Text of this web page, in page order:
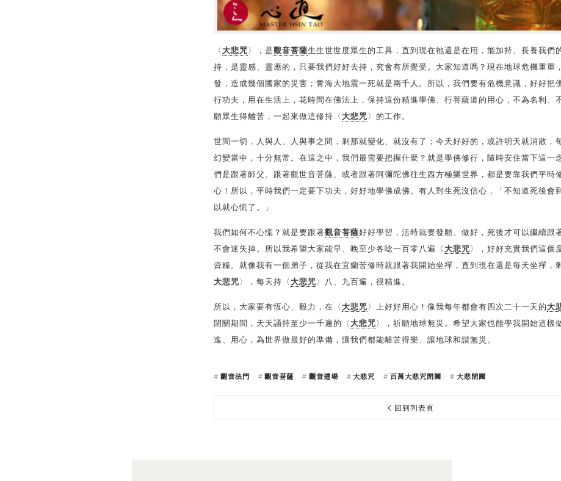
〈 大悲咒 〉，是觀音菩薩生生世世度眾生的工具，直到現在祂還是在用，能加持、長養我們
持，是靈感、靈應的，只要我們好好去持，究會有所覺受。大家知道嗎？現在地球危機重重
發，造成幾個國家的災害；青海大地震一死就是兩千人。所以，我們要有危機意識，好好把
行功夫，用在生活上，花時間在佛法上，保持這份精進學佛、行菩薩道的用心，不為名利、
願眾生得離苦，一起來做這修持〈 大悲咒 〉的工作。
世間一切，人與人、人與事之間，剎那就變化、就沒有了；今天好好的，或許明天就消散，
幻變當中，十分無常。在這之中，我們最需要把握什麼？就是學佛修行，隨時安住當下這一
們是跟著師父、跟著觀世音菩薩、或者跟著阿彌陀佛往生西方極樂世界，都是要靠我們平時
心！所以，平時我們一定要下功夫，好好地學佛成佛。有人對生死沒信心，「不知道死後會
以就心慌了。」
我們如何不心慌？就是要跟著觀音菩薩好好學習，活時就要發願、做好，死後才可以繼續跟
不會迷失掉。所以我希望大家能早、晚至少各唸一百零八遍〈 大悲咒 〉，好好充實我們這個
資糧。就像我有一個弟子，從我在宜蘭苦修時就跟著我開始坐禪，直到現在還是每天坐禪，
大悲咒 〉，每天持〈 大悲咒 〉八、九百遍，很精進。
所以，大家要有恆心、毅力，在〈 大悲咒 〉上好好用心！像我每年都會有四次二十一天的大
閉關期間，天天誦持至少一千遍的〈 大悲咒 〉，祈願地球無災。希望大家也能學我開始這樣
進、用心，為世界做最好的準備，讓我們都能離苦得樂、讓地球和諧無災。
觀音法門 觀音菩薩 觀音道場 大悲咒 百萬大悲咒閉關 大悲閉關
回到列表頁